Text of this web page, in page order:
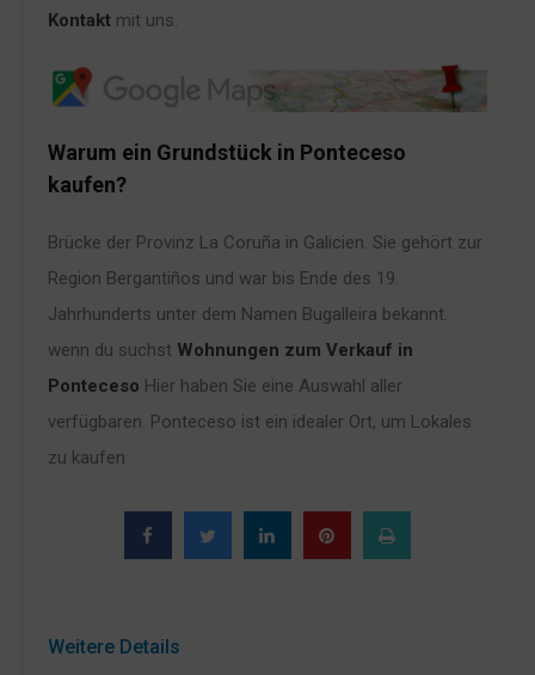
Kontakt mit uns.
Warum ein Grundstück in Ponteceso
kaufen?
Brücke der Provinz La Coruña in Galicien. Sie gehört zur
Region Bergantiños und war bis Ende des 19.
Jahrhunderts unter dem Namen Bugalleira bekannt.
wenn du suchst Wohnungen zum Verkauf in
Ponteceso Hier haben Sie eine Auswahl aller
verfügbaren. Ponteceso ist ein idealer Ort, um Lokales
zu kaufen
Weitere Details